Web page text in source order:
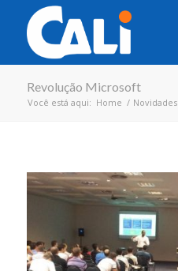
Revolução Microsoft
Você está aqui: Home / Novidades